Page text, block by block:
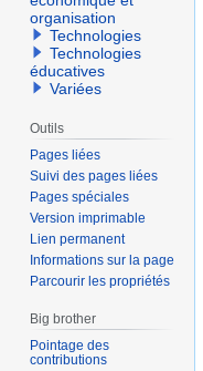
organisation
Technologies
Technologies
éducatives
Variées
Outils
Pages liées
Suivi des pages liées
Pages spéciales
Version imprimable
Lien permanent
Informations sur la page
Parcourir les propriétés
Big brother
Pointage des
contributions